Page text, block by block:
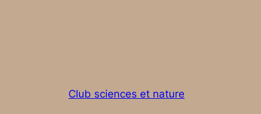
Club sciences et nature